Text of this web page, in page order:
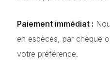
Paiement immédiat :
en espèces, par chèque
votre préférence.